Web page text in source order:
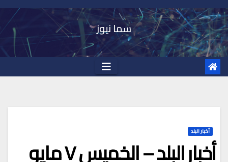
Skip
to
content
سما نيوز
أخبار البلد
أخبار البلد – الخميس ٧ مايو